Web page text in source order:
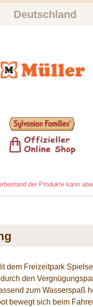
Deutschland
der Produkte kann
dem Freizeitpark
den
zum Wasserspaß
bewegt sich beim